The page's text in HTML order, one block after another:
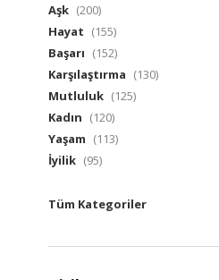
Aşk (200)
Hayat (155)
Başarı (152)
Karşılaştırma (130)
Mutluluk (125)
Kadın (120)
Yaşam (113)
İyilik (95)
Tüm Kategoriler